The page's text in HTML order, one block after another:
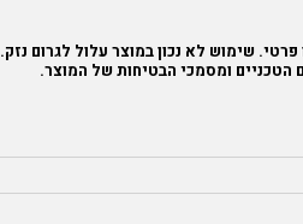
שימוש לא נכון במוצר עלול לגרום נזק.
הטכניים ומסמכי הבטיחות של המוצר.